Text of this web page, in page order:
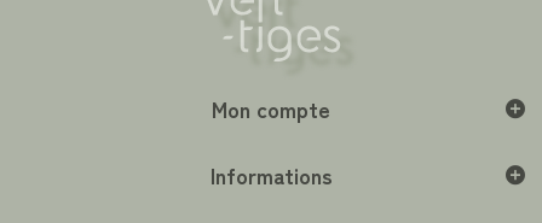
Mon compte
Informations